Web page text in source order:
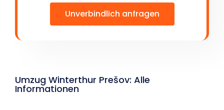
Unverbindlich anfragen
Umzug Winterthur Prešov: Alle
Informationen